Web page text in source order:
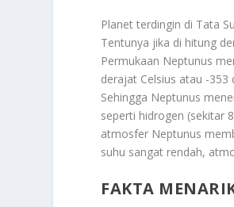
Planet terdingin di Tata
Tentunya jika di hitung
Permukaan Neptunus
derajat Celsius atau -353
Sehingga Neptunus
seperti hidrogen (sekitar
atmosfer Neptunus
suhu sangat rendah,
FAKTA